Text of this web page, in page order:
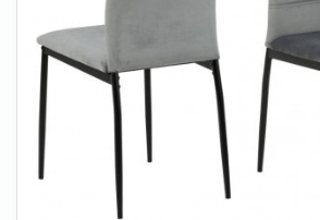
ENTREMØBLER
HAVEMØBLER
OUTLET